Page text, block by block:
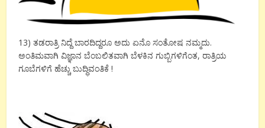
13) ತಡರಾತ್ರಿ ನಿದ್ದೆ ಬಾರದಿದ್ದರೂ ಅದು ಏನೊ ಸಂತೋಷ ನಮ್ಮದು.
ಅಂತಿಮವಾಗಿ ವಿಜ್ಞಾನ ಬೆಂಬಲಿತವಾಗಿ ಬೆಳಕಿನ ಗುಬ್ಬಿಗಳಿಗೆಂತ, ರಾತ್ರಿಯ
ಗೂಬೆಗಳಿಗೆ ಹೆಚ್ಚು ಬುದ್ಧಿವಂತಿಕೆ !